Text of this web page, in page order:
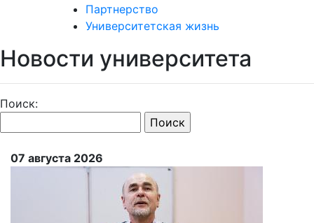
Партнерство
Университетская жизнь
Новости университета
Поиск:
07 августа 2026